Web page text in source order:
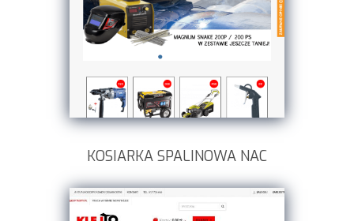
KOSIARKA SPALINOWA NAC